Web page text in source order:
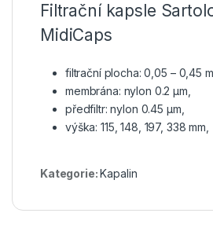
Filtrační kapsle
MidiCaps
filtrační plocha: 0,05 – 0,45
membrána: nylon 0.2 μm,
předfiltr: nylon 0.45 μm,
výška: 115, 148, 197, 338 mm,
Kategorie:Kapalin